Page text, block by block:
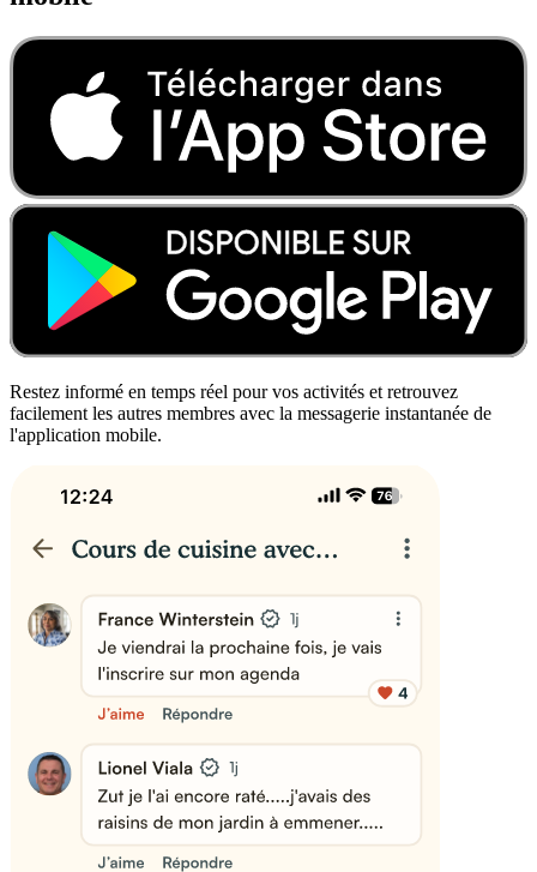
Restez informé en temps réel pour vos activités et retrouvez
facilement les autres membres avec la messagerie instantanée de
l'application mobile.